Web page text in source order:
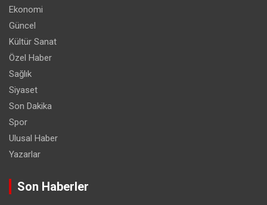
Ekonomi
Güncel
Kültür Sanat
Özel Haber
Sağlık
Siyaset
Son Dakika
Spor
Ulusal Haber
Yazarlar
Son Haberler